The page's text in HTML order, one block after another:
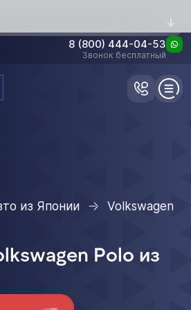
8 (800) 444-04-53
Звонок бесплатный
из Японии
Volkswagen
Polo из